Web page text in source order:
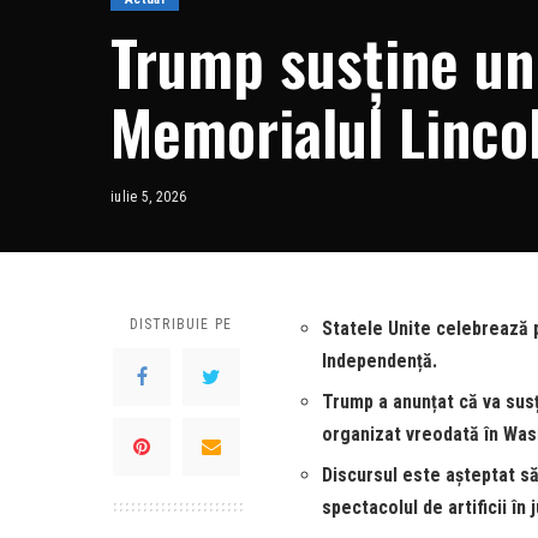
Trump susține
Memorialul
ani de la
Independență a
iulie 5, 2026
DISTRIBUIE PE
Statele Unite celebrează
Independență.
Trump a anunțat că va
organizat vreodată în
Discursul este așteptat
spectacolul de artificii în